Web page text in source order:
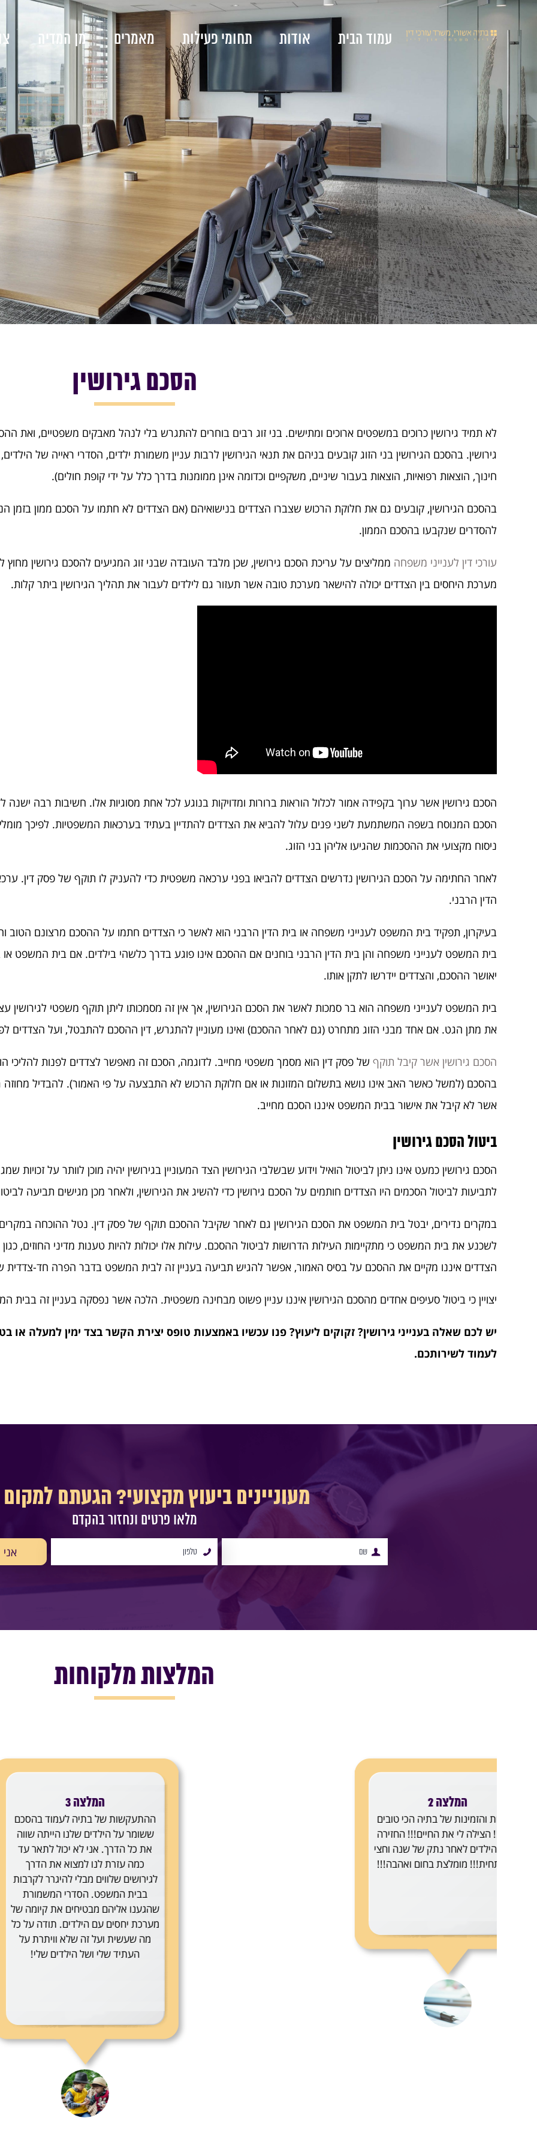
עמוד הבית אודות תחומי פעילות מאמרים מן המדיה
הסכם גירושין
לא תמיד גירושין כרוכים במשפטים ארוכים ומתישים. בני זוג רבים בוחרים להתגרש בלי לנהל מאבקים משפטיים, ואת
גירושין. בהסכם הגירושין בני הזוג קובעים בניהם את תנאי הגירושין לרבות עניין משמורת ילדים, הסדרי ראייה של
חינוך, הוצאות רפואיות, הוצאות בעבור שיניים, משקפיים וכדומה אינן ממומנות בדרך כלל על ידי קופת חולים).
בהסכם הגירושין, קובעים גם את חלוקת הרכוש שצברו הצדדים בנישואיהם (אם הצדדים לא חתמו על הסכם ממון בזמן
להסדרים שנקבעו בהסכם הממון.
עורכי דין לענייני משפחה ממליצים על עריכת הסכם גירושין, שכן מלבד העובדה שבני זוג המגיעים להסכם גירושין
מערכת היחסים בין הצדדים יכולה להישאר מערכת טובה אשר תעזור גם לילדים לעבור את תהליך הגירושין ביתר קלות.
הסכם גירושין אשר ערוך בקפידה אמור לכלול הוראות ברורות ומדויקות בנוגע לכל אחת מסוגיות אלו. חשיבות רבה
הסכם המנוסח בשפה המשתמעת לשני פנים עלול להביא את הצדדים להתדיין בעתיד בערכאות המשפטיות. לפיכך
ניסוח מקצועי את ההסכמות שהגיעו אליהן בני הזוג.
לאחר החתימה על הסכם הגירושין נדרשים הצדדים להביאו בפני ערכאה משפטית כדי להעניק לו תוקף של פסק דין.
הדין הרבני.
בעיקרון, תפקיד בית המשפט לענייני משפחה או בית הדין הרבני הוא לאשר כי הצדדים חתמו על ההסכם מרצונם הטוב
בית המשפט לענייני משפחה והן בית הדין הרבני בוחנים אם ההסכם אינו פוגע בדרך כלשהי בילדים. אם בית המשפט או
יאושר ההסכם, והצדדים יידרשו לתקן אותו.
בית המשפט לענייני משפחה הוא בר סמכות לאשר את הסכם הגירושין, אך אין זה מסמכותו ליתן תוקף משפטי לגירושין
את מתן הגט. אם אחד מבני הזוג מתחרט (גם לאחר ההסכם) ואינו מעוניין להתגרש, דין ההסכם להתבטל, ועל הצדדים
הסכם גירושין אשר קיבל תוקף של פסק דין הוא מסמך משפטי מחייב. לדוגמה, הסכם זה מאפשר לצדדים לפנות להליכי
בהסכם (למשל כאשר האב אינו נושא בתשלום המזונות או אם חלוקת הרכוש לא התבצעה על פי האמור). להבדיל
אשר לא קיבל את אישור בבית המשפט איננו הסכם מחייב.
ביטול הסכם גירושין
הסכם גירושין כמעט אינו ניתן לביטול הואיל וידוע שבשלבי הגירושין הצד המעוניין בגירושין יהיה מוכן לוותר על
לתביעות לביטול הסכמים היו הצדדים חותמים על הסכם גירושין כדי להשיג את הגירושין, ולאחר מכן מגישים תביעה
במקרים נדירים, יבטל בית המשפט את הסכם הגירושין גם לאחר שקיבל ההסכם תוקף של פסק דין. נטל ההוכחה
לשכנע את בית המשפט כי מתקיימות העילות הדרושות לביטול ההסכם. עילות אלו יכולות להיות טענות מדיני החוזים,
הצדדים איננו מקיים את ההסכם על בסיס האמור, אפשר להגיש תביעה בעניין זה לבית המשפט בדבר הפרה חד-
יצויין כי ביטול סעיפים אחדים מהסכם הגירושין איננו עניין פשוט מבחינה משפטית. הלכה אשר נפסקה בעניין זה בבית
יש לכם שאלה בענייני גירושין? זקוקים ליעוץ? פנו עכשיו באמצעות טופס יצירת הקשר בצד ימין למעלה או
לעמוד לשירותכם.
מעוניינים ביעוץ מקצועי? הגעתם למקום
מלאו פרטים ונחזור בהקדם
המלצות מלקוחות
ההתעקשות של בתיה לעמוד בהסכם
ששומר על הילדים שלנו הייתה שווה
את כל הדרך. אני לא יכול לתאר עד
מערכת יחסים עם הילדים. תודה על כל
מה שעשית ועל זה שלא וויתרת על
העתיד שלי ושל הילדים שלי!
עו"ד
לתאר